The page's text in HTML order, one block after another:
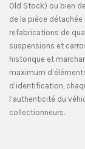
Old Stock) ou bien
de la pièce
refabrications de
suspensions et
historique et
maximum
d’identification,
l’authenticité du
collectionneurs.